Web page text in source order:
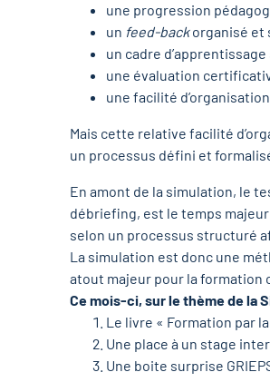
une progression
un feed-backorganisé et
un cadre
une évaluation
une facilité d’organisation.
Mais cette relative facilité
un processus défini et
En amont de la simulation, le
débriefing, est le temps
selon un processus structuré
La simulation est donc une
atout majeur pour la formation
Ce mois-ci, sur le thème de la
Le livre « Formation par
Une place à un stage
Une boite surprise